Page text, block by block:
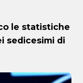
le statistiche
sedicesimi di